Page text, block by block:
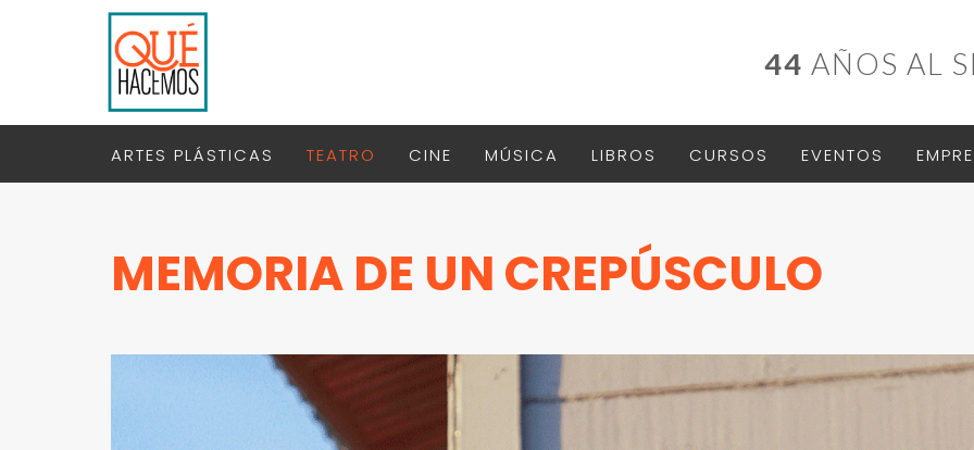
44 AÑOS AL
ARTES PLÁSTICAS TEATRO CINE MÚSICA LIBROS CURSOS EVENTOS
MEMORIA DE UN CREPÚSCULO